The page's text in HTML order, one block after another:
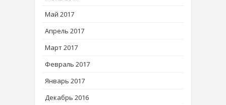
Май 2017
Апрель 2017
Март 2017
Февраль 2017
Январь 2017
Декабрь 2016